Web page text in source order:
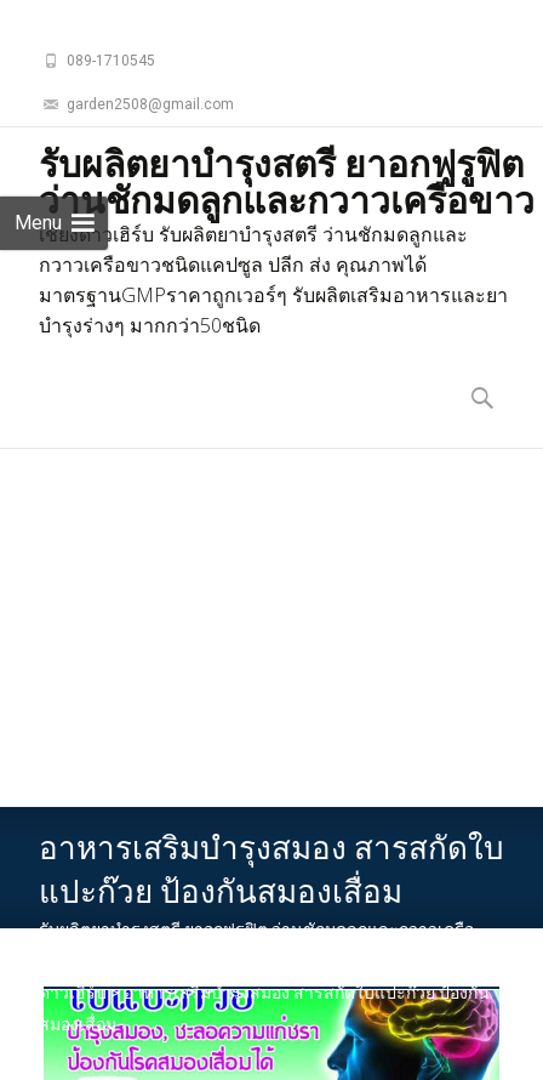
089-1710545
garden2508@gmail.com
รับผลิตยาบำรุงสตรี ยาอกฟูรูฟิต
ว่านชักมดลูกและกวาวเครือขาว
เชียงดาวเฮิร์บ รับผลิตยาบำรุงสตรี ว่านชักมดลูกและ
กวาวเครือขาวชนิดแคปซูล ปลีก ส่ง คุณภาพได้
มาตรฐานGMPราคาถูกเวอร์ๆ รับผลิตเสริมอาหารและยา
บำรุงร่างๆ มากกว่า50ชนิด
Menu
to
content
ค้นหา
สำหรับ:
อาหารเสริมบำรุงสมอง สารสกัดใบ
แปะก๊วย ป้องกันสมองเสื่อม
รับผลิตยาบำรุงสตรี ยาอกฟูรูฟิต ว่านชักมดลูกและกวาวเครือ
ดาวเฮิร์บ>อาหารเสริมบำรุงสมอง สารสกัดใบแปะก๊วย ป้องกัน
สมองเสื่อม